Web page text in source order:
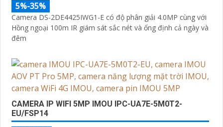
5%-35%
Camera DS-2DE4425IWG1-E có độ phân giải 4.0MP cùng với
Hồng ngoại 100m IR giám sát sắc nét và ổng định cả ngày và
đêm
CAMERA IP WIFI 5MP IMOU IPC-UA7E-5M0T2-
EU/FSP14